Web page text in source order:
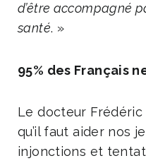
d’être accompagné
santé. »
95% des Français
Le docteur Frédéric
qu’il faut aider nos
injonctions et